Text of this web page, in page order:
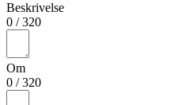
Beskrivelse
0 /320
Om
0 /320